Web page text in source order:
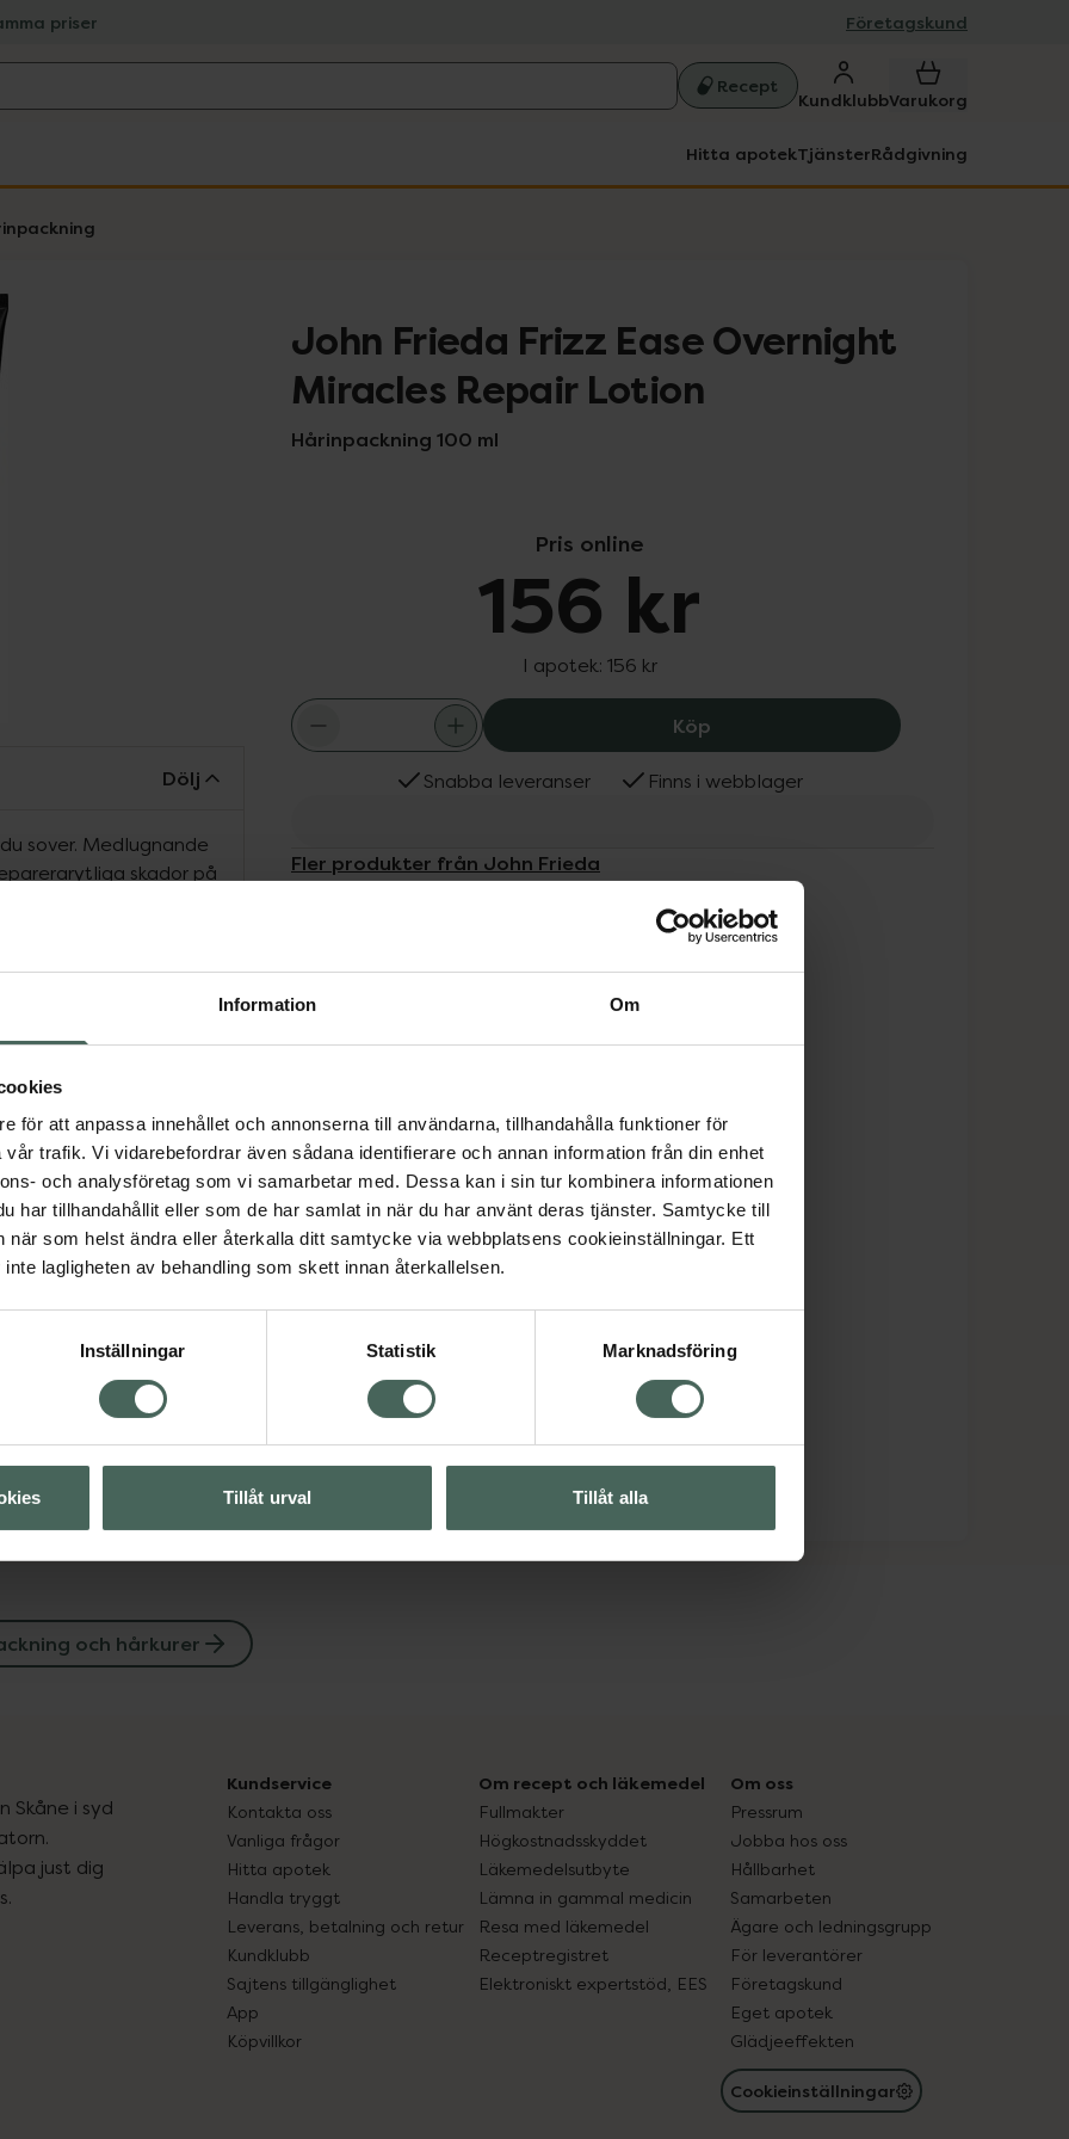
Information Om
för att anpassa innehållet och annonserna till användarna, tillhandahålla funktioner för
trafik. Vi vidarebefordrar även sådana identifierare och annan information från din enhet
och analysföretag som vi samarbetar med. Dessa kan i sin tur kombinera informationen
har tillhandahållit eller som de har samlat in när du har använt deras tjänster. Samtycke till
när som helst ändra eller återkalla ditt samtycke via webbplatsens cookieinställningar. Ett
lagligheten av behandling som skett innan återkallelsen.
Inställningar Statistik Marknadsföring
Tillåt urval Tillåt alla
priser Företagskund
Recept
KundklubbVarukorg
Hitta apotekTjänsterRådgivning
John Frieda Frizz Ease Overnight
Miracles Repair Lotion
Hårinpackning 100 ml
Pris online
156 kr
I apotek: 156 kr
Köp John Frieda Frizz Ease Overnight
Snabba leveranser Finns i webblager
Fler produkter från John Frieda
Dölj
sover. Medlugnande
skador på
sover. Denna djupt
gör sin magi över
har en lugnande
hår med
lotion lämnar
Visa
Visa
och hårkurer
Skåne i syd
just dig
Kundservice
Kontakta oss
Vanliga frågor
Hitta apotek
Handla tryggt
Leverans, betalning och retur
Kundklubb
Sajtens tillgänglighet
App
Köpvillkor
Om recept och läkemedel
Fullmakter
Högkostnadsskyddet
Läkemedelsutbyte
Lämna in gammal medicin
Resa med läkemedel
Receptregistret
Elektroniskt expertstöd, EES
Om oss
Pressrum
Jobba hos oss
Hållbarhet
Samarbeten
Ägare och ledningsgrupp
För leverantörer
Företagskund
Eget apotek
Glädjeeffekten
Cookieinställningar